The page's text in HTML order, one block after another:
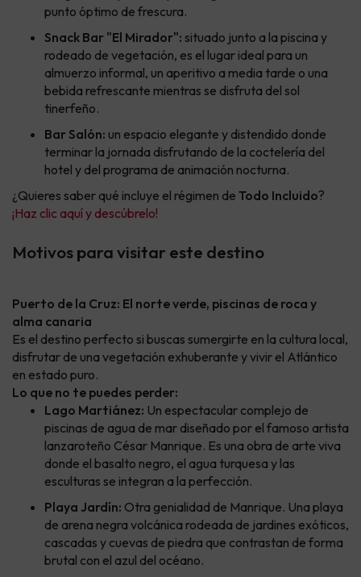
punto óptimo de frescura.
Snack Bar "El Mirador": situado junto a la piscina y
rodeado de vegetación, es el lugar ideal para un
almuerzo informal, un aperitivo a media tarde o una
bebida refrescante mientras se disfruta del sol
tinerfeño.
Bar Salón: un espacio elegante y distendido donde
terminar la jornada disfrutando de la coctelería del
hotel y del programa de animación nocturna.
¿Quieres saber qué incluye el régimen de Todo Incluido?
¡Haz clic aquí y descúbrelo!
Motivos para visitar este destino
Puerto de la Cruz: El norte verde, piscinas de roca y
alma canaria
Es el destino perfecto si buscas sumergirte en la cultura local,
disfrutar de una vegetación exhuberante y vivir el Atlántico
en estado puro.
Lo que no te puedes perder:
Lago Martiánez: Un espectacular complejo de
piscinas de agua de mar diseñado por el famoso artista
lanzaroteño César Manrique. Es una obra de arte viva
donde el basalto negro, el agua turquesa y las
esculturas se integran a la perfección.
Playa Jardín: Otra genialidad de Manrique. Una playa
de arena negra volcánica rodeada de jardines exóticos,
cascadas y cuevas de piedra que contrastan de forma
brutal con el azul del océano.